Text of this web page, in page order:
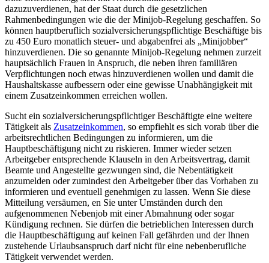
dazuzuverdienen, hat der Staat durch die gesetzlichen
Rahmenbedingungen wie die der Minijob-Regelung geschaffen. So
können hauptberuflich sozialversicherungspflichtige Beschäftige bis
zu 450 Euro monatlich steuer- und abgabenfrei als „Minijobber“
hinzuverdienen. Die so genannte Minijob-Regelung nehmen zurzeit
hauptsächlich Frauen in Anspruch, die neben ihren familiären
Verpflichtungen noch etwas hinzuverdienen wollen und damit die
Haushaltskasse aufbessern oder eine gewisse Unabhängigkeit mit
einem Zusatzeinkommen erreichen wollen.
Sucht ein sozialversicherungspflichtiger Beschäftigte eine weitere
Tätigkeit als Zusatzeinkommen, so empfiehlt es sich vorab über die
arbeitsrechtlichen Bedingungen zu informieren, um die
Hauptbeschäftigung nicht zu riskieren. Immer wieder setzen
Arbeitgeber entsprechende Klauseln in den Arbeitsvertrag, damit
Beamte und Angestellte gezwungen sind, die Nebentätigkeit
anzumelden oder zumindest den Arbeitgeber über das Vorhaben zu
informieren und eventuell genehmigen zu lassen. Wenn Sie diese
Mitteilung versäumen, en Sie unter Umständen durch den
aufgenommenen Nebenjob mit einer Abmahnung oder sogar
Kündigung rechnen. Sie dürfen die betrieblichen Interessen durch
die Hauptbeschäftigung auf keinen Fall gefährden und der Ihnen
zustehende Urlaubsanspruch darf nicht für eine nebenberufliche
Tätigkeit verwendet werden.